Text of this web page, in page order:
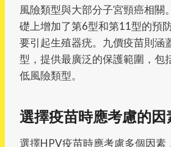
風險類型與大部分子宮頸癌相關
礎上增加了第6型和第11型的預
要引起生殖器疣。九價疫苗則涵
型，提供最廣泛的保護範圍，包
低風險類型。
選擇疫苗時應考慮的因
選擇HPV疫苗時應考慮多個因素